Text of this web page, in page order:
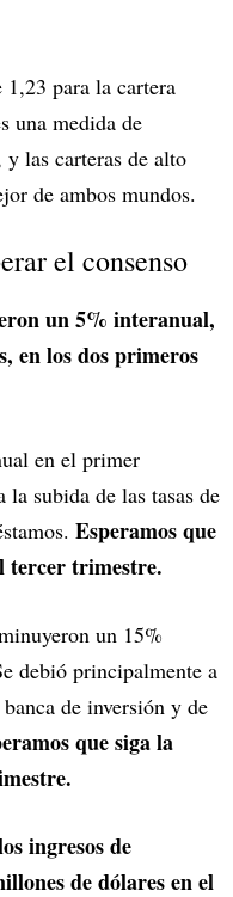
1,23 para la cartera
una medida de
las carteras de alto
de ambos mundos.
el consenso
un 5% interanual,
en los dos primeros
en el primer
subida de las tasas de
Esperamos que
tercer trimestre.
un 15%
debió principalmente a
de inversión y de
que siga la
ingresos de
de dólares en el